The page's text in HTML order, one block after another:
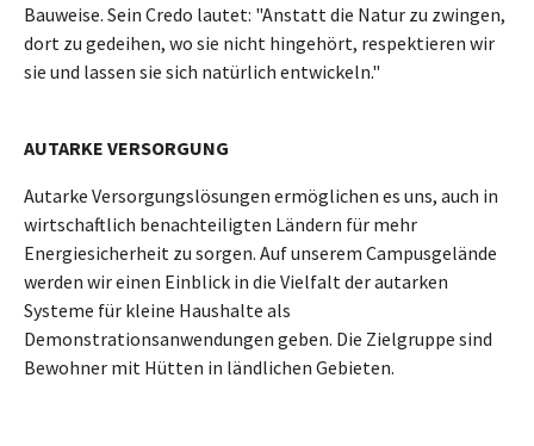
Bauweise. Sein Credo lautet: "Anstatt die Natur zu zwingen,
dort zu gedeihen, wo sie nicht hingehört, respektieren wir
sie und lassen sie sich natürlich entwickeln."
AUTARKE VERSORGUNG
Autarke Versorgungslösungen ermöglichen es uns, auch in
wirtschaftlich benachteiligten Ländern für mehr
Energiesicherheit zu sorgen. Auf unserem Campusgelände
werden wir einen Einblick in die Vielfalt der autarken
Systeme für kleine Haushalte als
Demonstrationsanwendungen geben. Die Zielgruppe sind
Bewohner mit Hütten in ländlichen Gebieten.